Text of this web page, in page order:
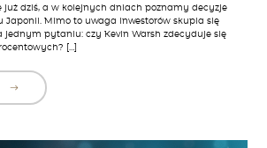
już dziś, a w kolejnych dniach poznamy decyzje
Japonii. Mimo to uwaga inwestorów skupia się
jednym pytaniu: czy Kevin Warsh zdecyduje się
[…]